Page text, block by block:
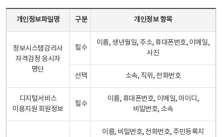
개인정보파일명 구분 개인정보 항목
정보시스템감리사
자격검정 응시자
명단
필수
이름, 생년월일, 주소, 휴대폰번호, 이메일,
사진
선택 소속, 직위, 전화번호
디지털서비스
이용지원 회원정보
필수
이름, 휴대폰번호, 이메일, 아이디,
비밀번호, 소속
이름, 비밀번호, 전화번호, 주민등록지